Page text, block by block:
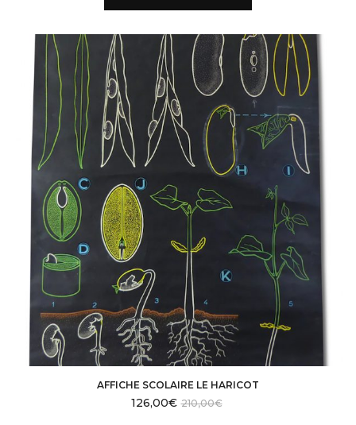
AFFICHE SCOLAIRE LE HARICOT
210,00€
126,00€